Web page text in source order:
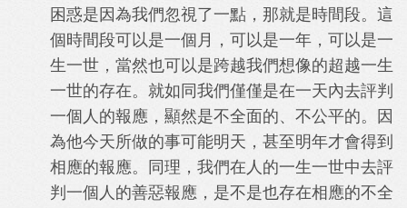
困惑是因為我們忽視了一點，那就是時間段。這
個時間段可以是一個月，可以是一年，可以是一
生一世，當然也可以是跨越我們想像的超越一生
一世的存在。就如同我們僅僅是在一天內去評判
一個人的報應，顯然是不全面的、不公平的。因
為他今天所做的事可能明天，甚至明年才會得到
相應的報應。同理，我們在人的一生一世中去評
判一個人的善惡報應，是不是也存在相應的不全